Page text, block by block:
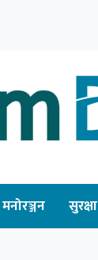
मनोरञ्जन सुरक्षा